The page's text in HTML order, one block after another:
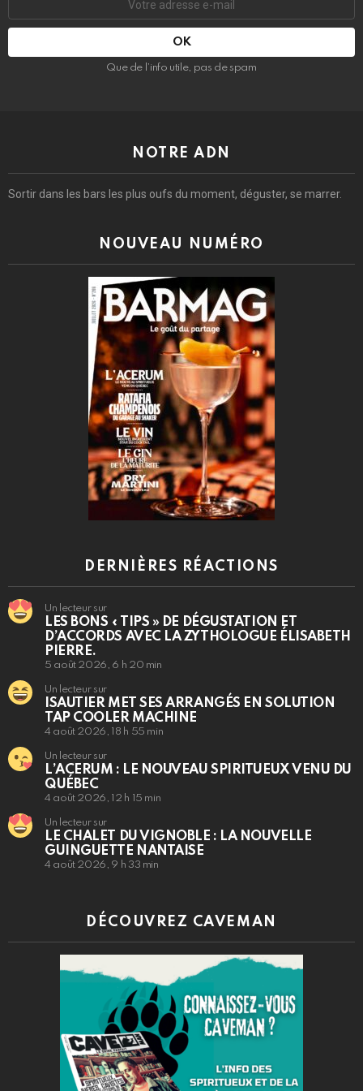
mail
Que de l’info utile, pas de spam
NOTRE ADN
Sortir dans les bars les plus oufs du moment, déguster, se marrer.
NOUVEAU NUMÉRO
DERNIÈRES RÉACTIONS
Un lecteur sur
LES BONS « TIPS » DE DÉGUSTATION ET
D’ACCORDS AVEC LA ZYTHOLOGUE ÉLISABETH
PIERRE.
5 août 2026, 6 h 20 min
Un lecteur sur
ISAUTIER MET SES ARRANGÉS EN SOLUTION
TAP COOLER MACHINE
4 août 2026, 18 h 55 min
Un lecteur sur
L’ACERUM : LE NOUVEAU SPIRITUEUX VENU DU
QUÉBEC
4 août 2026, 12 h 15 min
Un lecteur sur
LE CHALET DU VIGNOBLE : LA NOUVELLE
GUINGUETTE NANTAISE
4 août 2026, 9 h 33 min
DÉCOUVREZ CAVEMAN